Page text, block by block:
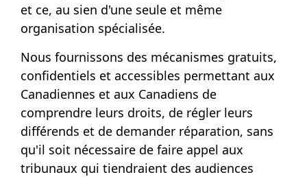
et ce, au sien d'une seule et même
organisation spécialisée.
Nous fournissons des mécanismes gratuits,
confidentiels et accessibles permettant aux
Canadiennes et aux Canadiens de
comprendre leurs droits, de régler leurs
différends et de demander réparation, sans
qu'il soit nécessaire de faire appel aux
tribunaux qui tiendraient des audiences